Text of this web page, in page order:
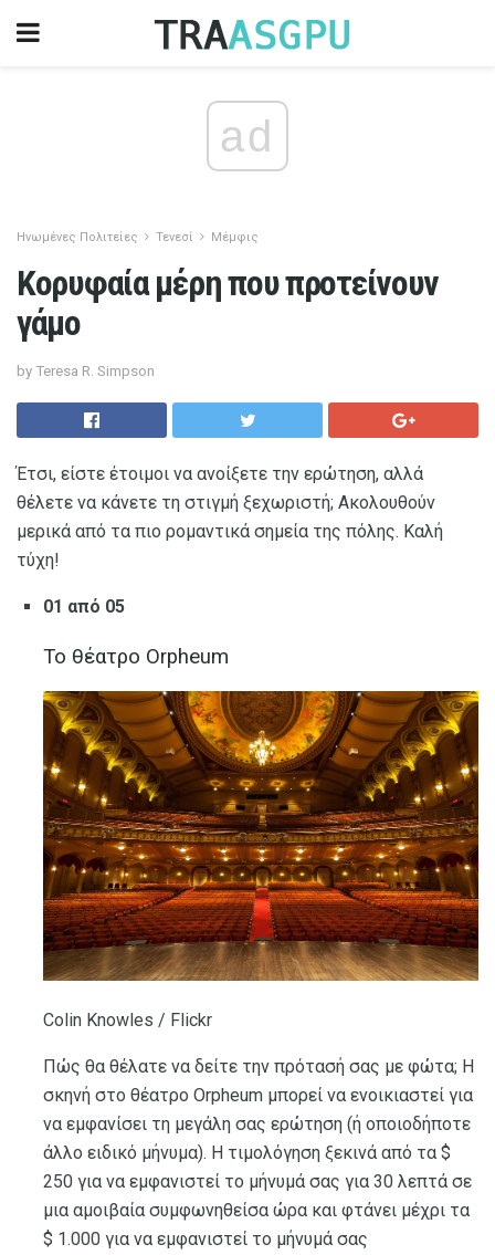
ad
Ηνωμένες Πολιτείες Τενεσί Μέμφις
Κορυφαία μέρη που προτείνουν
γάμο
by Teresa R. Simpson
Έτσι, είστε έτοιμοι να ανοίξετε την ερώτηση, αλλά
θέλετε να κάνετε τη στιγμή ξεχωριστή; Ακολουθούν
μερικά από τα πιο ρομαντικά σημεία της πόλης. Καλή
τύχη!
01 από 05
Το θέατρο Orpheum
Colin Knowles / Flickr
Πώς θα θέλατε να δείτε την πρότασή σας με φώτα; Η
σκηνή στο θέατρο Orpheum μπορεί να ενοικιαστεί για
να εμφανίσει τη μεγάλη σας ερώτηση (ή οποιοδήποτε
άλλο ειδικό μήνυμα). Η τιμολόγηση ξεκινά από τα $
250 για να εμφανιστεί το μήνυμά σας για 30 λεπτά σε
μια αμοιβαία συμφωνηθείσα ώρα και φτάνει μέχρι τα
$ 1.000 για να εμφανιστεί το μήνυμά σας